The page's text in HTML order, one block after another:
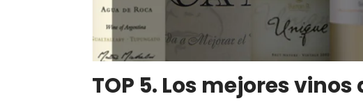
TOP 5. Los mejores